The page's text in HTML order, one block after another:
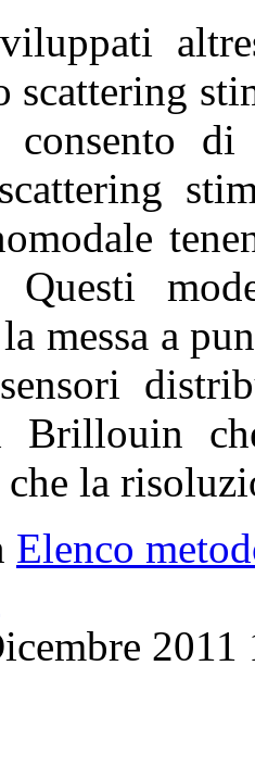
scattering
di
messa a
Brillouin
che la
Elenco
2011